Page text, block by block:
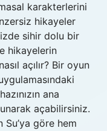
karakterlerini
hikayeler
sihir dolu bir
hikayelerin
açılır? Bir oyun
ana
açabilirsiniz.
Su’ya göre hem